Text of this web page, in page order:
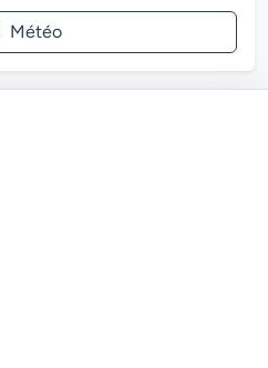
Météo